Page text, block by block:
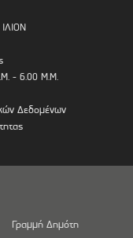
- 6.00 Μ.Μ.
Δεδομένων
Γραμμή Δημότη